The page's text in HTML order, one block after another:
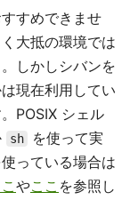
すめできませ
大抵の環境では
しかしシバンを
現在利用してい
POSIX シェル
sh
を使って実
っている場合は
やここ を参照し